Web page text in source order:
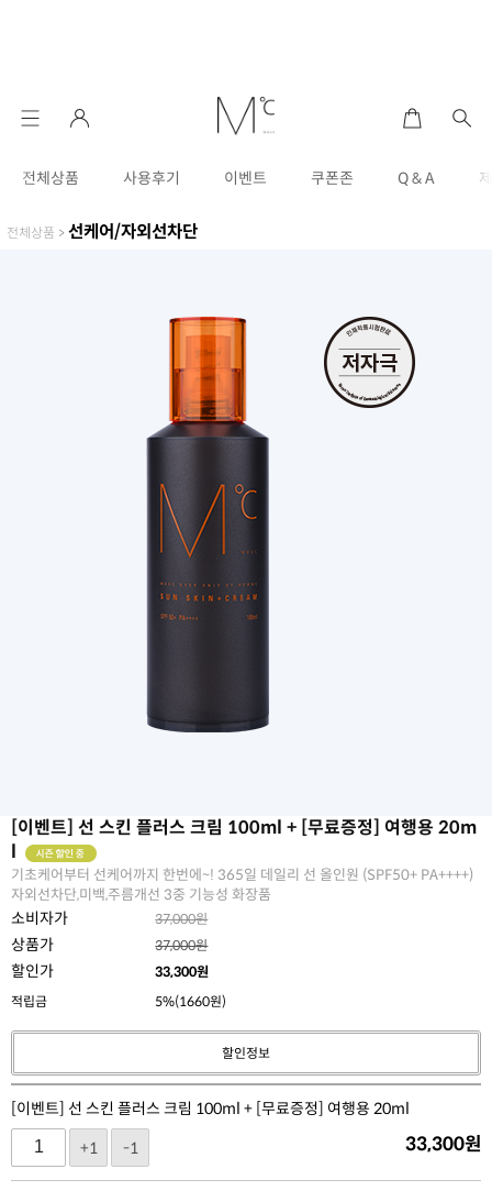
전체상품 사용후기 이벤트 쿠폰존 Q & A
전체상품 > 선케어/자외선차단
[이벤트] 선 스킨 플러스 크림 100ml + [무료증정] 여행용 20m
l
기초케어부터 선케어까지 한번에~! 365일 데일리 선 올인원 (SPF50+ PA++++)
자외선차단,미백,주름개선 3중 기능성 화장품
소비자가 37,000원
상품가 37,000원
할인가 33,300원
적립금
5%(1660원)
할인정보
[이벤트] 선 스킨 플러스 크림 100ml + [무료증정] 여행용 20ml
+1
-1 33,300원